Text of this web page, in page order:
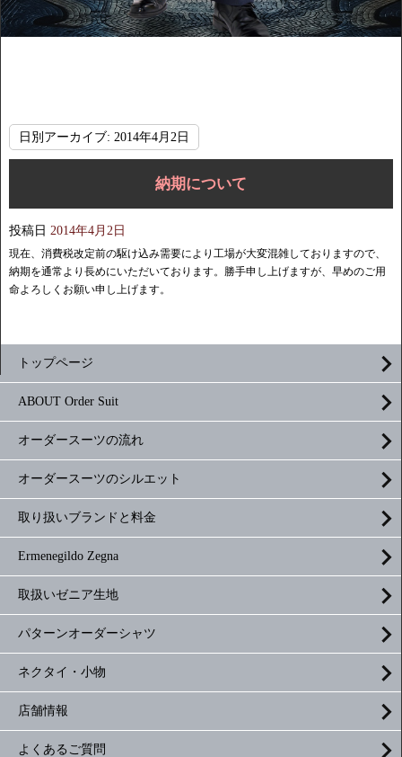
日別アーカイブ: 2014年4月2日
納期について
投稿日 2014年4月2日
現在、消費税改定前の駆け込み需要により工場が大変混雑しておりますので、
納期を通常より長めにいただいております。勝手申し上げますが、早めのご用
命よろしくお願い申し上げます。
トップページ
ABOUT Order Suit
オーダースーツの流れ
オーダースーツのシルエット
取り扱いブランドと料金
Ermenegildo Zegna
取扱いゼニア生地
パターンオーダーシャツ
ネクタイ・小物
店舗情報
よくあるご質問